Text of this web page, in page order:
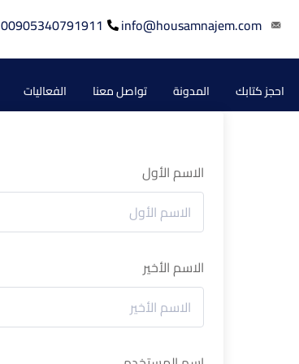
info@housamnajem.com
00905340791911
الفعاليات تواصل معنا المدونة احجز كتابك
الاسم الأول
الاسم الأخير